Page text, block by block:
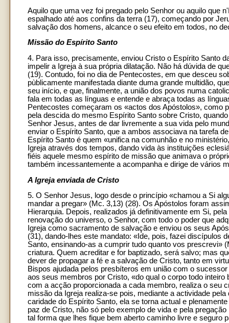
Aquilo que uma vez foi pregado pelo Senhor ou aquilo que
espalhado até aos confins da terra (17), começando por
salvação dos homens, alcance o seu efeito em todos, no
Missão do Espírito Santo
4. Para isso, precisamente, enviou Cristo o Espírito Santo
impelir a Igreja à sua própria dilatação. Não há dúvida de
(19). Contudo, foi no dia de Pentecostes, em que desceu
pùblicamente manifestada diante duma grande multidão,
seu início, e que, finalmente, a união dos povos numa
fala em todas as línguas e entende e abraça todas as
Pentecostes começaram os «actos dos Apóstolos», como
pela descida do mesmo Espírito Santo sobre Cristo,
Senhor Jesus, antes de dar livremente a sua vida pelo
enviar o Espírito Santo, que a ambos associava na tarefa
Espírito Santo é quem «unifica na comunhão e no
Igreja através dos tempos, dando vida às instituições
fiéis aquele mesmo espírito de missão que animava o
também incessantemente a acompanha e dirige de vários
A Igreja enviada de Cristo
5. O Senhor Jesus, logo desde o princípio «chamou a Si
mandar a pregar» (Mc. 3,13) (28). Os Apóstolos foram
Hierarquia. Depois, realizados já definitivamente em Si,
renovação do universo, o Senhor, com todo o poder que
Igreja como sacramento de salvação e enviou os seus
(31), dando-lhes este mandato: «Ide, pois, fazei discípulos
Santo, ensinando-as a cumprir tudo quanto vos prescrevi»
criatura. Quem acreditar e for baptizado, será salvo; mas
dever de propagar a fé e a salvação de Cristo, tanto em
Bispos ajudada pelos presbíteros em união com o
aos seus membros por Cristo, «do qual o corpo todo
com a acção proporcionada a cada membro, realiza o seu
missão da Igreja realiza-se pois, mediante a actividade
caridade do Espírito Santo, ela se torna actual e
paz de Cristo, não só pelo exemplo de vida e pela
tal forma que lhes fique bem aberto caminho livre e seguro